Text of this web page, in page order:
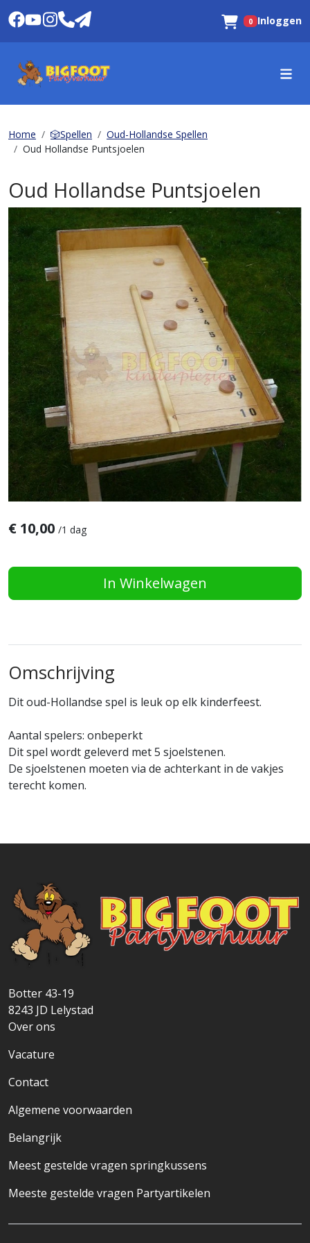
Winkelwagen
0 Inloggen
Home 🎲Spellen
Oud-Hollandse Spellen
Oud Hollandse Puntsjoelen
Oud Hollandse Puntsjoelen
€ 10,00 /1 dag
In Winkelwagen
Omschrijving
Dit oud-Hollandse spel is leuk op elk kinderfeest.
Aantal spelers: onbeperkt
Dit spel wordt geleverd met 5 sjoelstenen.
De sjoelstenen moeten via de achterkant in de vakjes
terecht komen.
Botter 43-19
8243 JD Lelystad
Over ons
Vacature
Contact
Algemene voorwaarden
Belangrijk
Meest gestelde vragen springkussens
Meeste gestelde vragen Partyartikelen